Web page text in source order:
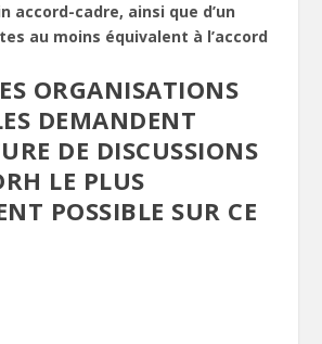
accord-cadre, ainsi que d’un
au moins équivalent à l’accord
ORGANISATIONS
DEMANDENT
DE DISCUSSIONS
LE PLUS
POSSIBLE SUR CE